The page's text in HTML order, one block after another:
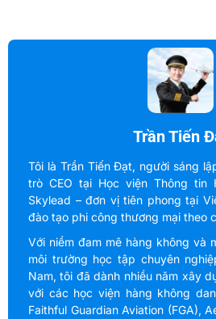
Trần Tiến
Tôi là Trần Tiến Đạt, người sáng
trò CEO tại Học viện Thông tin
Skylead – đơn vị tiên phong tại
đào tạo phi công thương mại theo
Với niềm đam mê hàng không và
môi trường học tập chuyên
Nam, tôi đã dành nhiều năm xây
với các học viện hàng không
Faithful Guardian Aviation (FGA),